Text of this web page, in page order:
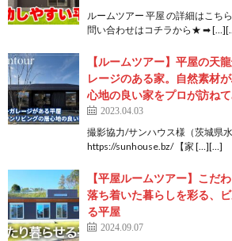
ルームツアー 平屋 の詳細はこち
問い合わせはコチラから★ ➡
【ルームツアー】平屋の天
レージのある家。自然素材
心地の良い家をプロが訪ね
2023.04.03
撮影協力/サンハウス様（茨城県
https://sunhouse.bz/ 【家 […][…]
【平屋ルームツアー】こだ
落ち着いた暮らしを彩る、
る平屋
2024.09.07